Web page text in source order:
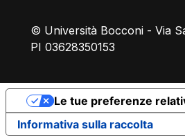
© Università Bocconi - Via
PI 03628350153
Informativa sulla raccolta
Le tue preferenze